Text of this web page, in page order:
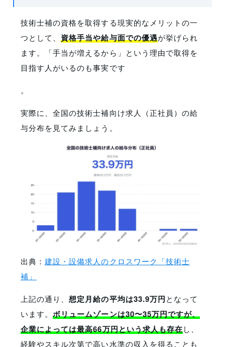
技術士補の資格を取得する現実的なメリットの一
つとして、資格手当や給与面での優遇が挙げられ
ます。「手当が増えるから」という理由で取得を
目指す人がいるのも事実です
。
実際に、全国の技術士補向け求人（正社員）の給
与分布を見てみましょう。
出典：建設・設備求人のクロスワーク「技術士
補」
上記の通り、想定月給の平均は33.9万円となって
います。ボリュームゾーンは30〜35万円ですが、
企業によっては最高66万円という求人も存在し、
経験やスキル次第で高い水準の収入を得ることも